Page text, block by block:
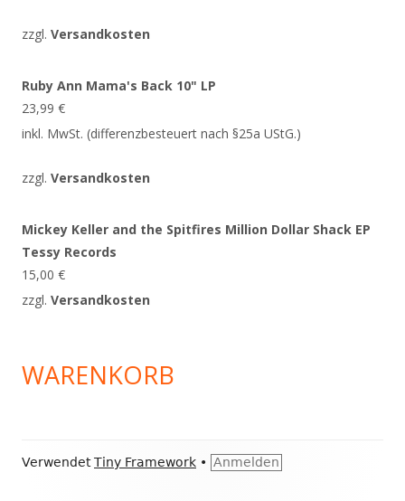
zzgl. Versandkosten
Ruby Ann Mama's Back 10" LP
23,99 €
inkl. MwSt. (differenzbesteuert nach §25a UStG.)
zzgl. Versandkosten
Mickey Keller and the Spitfires Million Dollar Shack EP
Tessy Records
15,00 €
zzgl. Versandkosten
WARENKORB
Footer
VerwendetTiny Framework • Anmelden